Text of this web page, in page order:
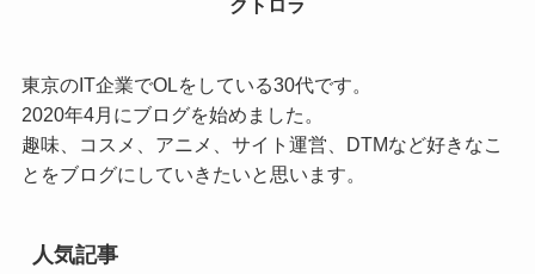
クトロラ
東京のIT企業でOLをしている30代です。
2020年4月にブログを始めました。
趣味、コスメ、アニメ、サイト運営、DTMなど好きなこ
とをブログにしていきたいと思います。
人気記事